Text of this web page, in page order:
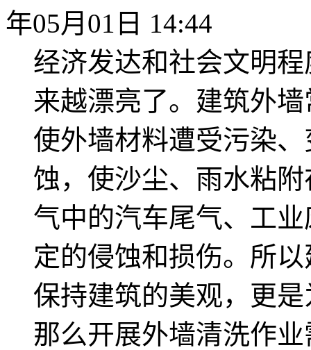
年05月01日 14:44
经济发达和社会文明
来越漂亮了。建筑外
使外墙材料遭受污染
蚀，使沙尘、雨水粘
气中的汽车尾气、工
定的侵蚀和损伤。所
保持建筑的美观，更
那么开展外墙清洗作